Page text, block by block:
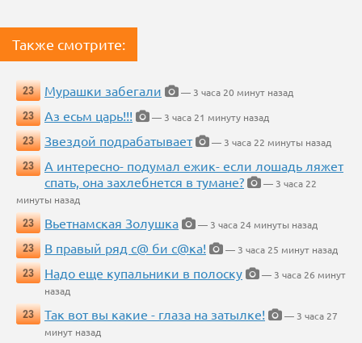
Также смотрите:
23 Мурашки забегали
— 3 часа 20 минут назад
23
Аз есьм царь!!!
— 3 часа 21 минуту назад
23
Звездой подрабатывает
— 3 часа 22 минуты назад
23
А интересно- подумал ежик- если лошадь ляжет
спать, она захлебнется в тумане?
— 3 часа 22
минуты назад
23
Вьетнамская Золушка
— 3 часа 24 минуты назад
23
В правый ряд с@ би с@ка!
— 3 часа 25 минут назад
23
Надо еще купальники в полоску
— 3 часа 26 минут
назад
23
Так вот вы какие - глаза на затылке!
— 3 часа 27
минут назад